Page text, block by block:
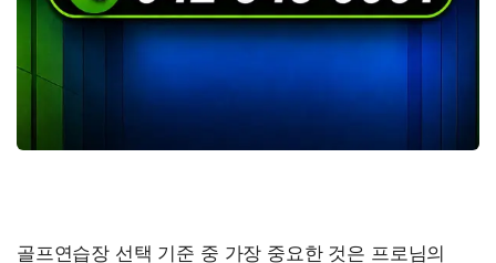
골프연습장 선택 기준 중 가장 중요한 것은 프로님의